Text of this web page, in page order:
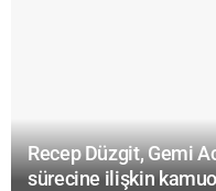
Recep Düzgit, Gemi
sürecine ilişkin